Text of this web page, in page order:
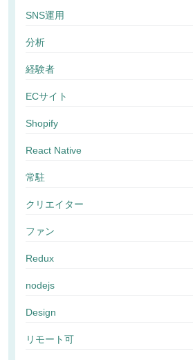
SNS運用
分析
経験者
ECサイト
Shopify
React Native
常駐
クリエイター
ファン
Redux
nodejs
Design
リモート可